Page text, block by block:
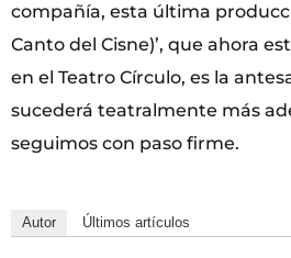
compañía, esta última
Canto del Cisne)’, que ahora
en el Teatro Círculo, es la
sucederá teatralmente más
seguimos con paso firme.
Autor Últimos artículos